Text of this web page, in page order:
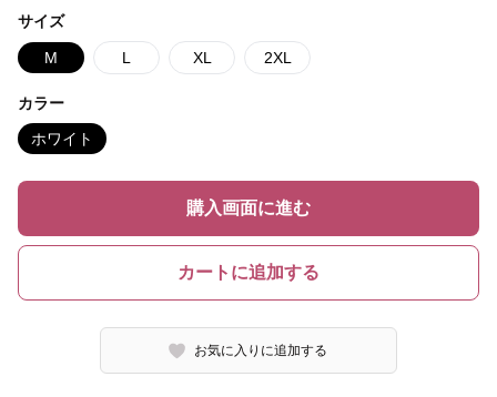
サイズ
M L XL 2XL
カラー
ホワイト
購入画面に進む
カートに追加する
お気に入りに追加する